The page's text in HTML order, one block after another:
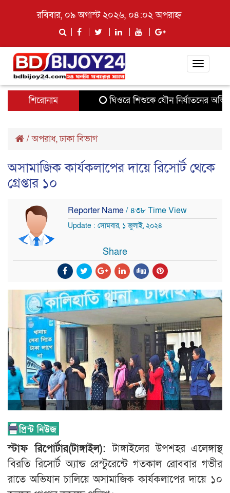
রবিবার, ০৯ অগাস্ট ২০২৬, ০৪:০২ অপরাহ্ন
Toggle
শিরোনাম
ঘিওরে শিশুকে যৌন নির্যাতনের
/অপরাধ,ঢাকা বিভাগ
অসামাজিক কার্যকলাপের দায়ে রিসোর্ট থেকে
গ্রেপ্তার ১০
Reporter Name/ ৪৩৮ Time View
Update : সোমবার, ১ জুলাই, ২০২৪
Share
স্টাফ রিপোর্টার(টাঙ্গাইল):টাঙ্গাইলের উপশহর এলেঙ্গাস্থ
বিরতি রিসোর্ট অ্যান্ড রেস্টুরেন্টে গতকাল রোববার গভীর
রাতে অভিযান চালিয়ে অসামাজিক কার্যকলাপের দায়ে ১০